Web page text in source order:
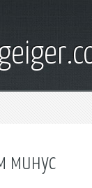
минус